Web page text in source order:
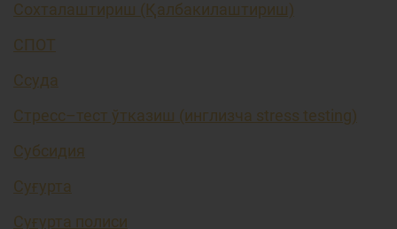
Сохталаштириш (Қалбакилаштириш)
СПОТ
Ссуда
Стресс–тест ўтказиш (инглизча stress testing)
Субсидия
Суғурта
Суғурта полиси